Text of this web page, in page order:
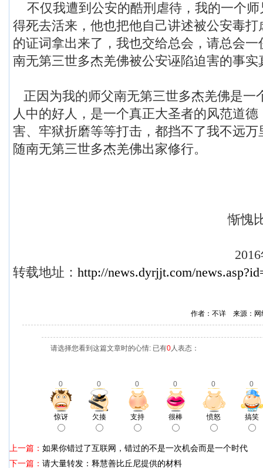
不仅我遭到公安的酷刑虐待，我的一个师
得死去活来，他也把他自己讲述被公安毒
的证词拿出来了，我也交给总会，请总会
南无第三世多杰羌佛被公安诬陷迫害的事实
正因为我的师父南无第三世多杰羌佛是一
人中的好人，是一个真正大圣者的风范道
害、牢狱折磨等等打击，都挡不了我不远
随南无第三世多杰羌佛出家修行。
惭愧比丘尼
2016年12月
转载地址： http://news.dyrjjt.com/
作者：不详 来源：
请选择您看到这篇文章时的心情: 已有0人表态：
0 0 0 0 0 0
惊讶 欠揍 支持 很棒 愤怒 搞笑
上一篇： 如果你错过了互联网，错过的不是一次机会而是一个时代
下一篇： 请大量转发：释慧善比丘尼提供的材料